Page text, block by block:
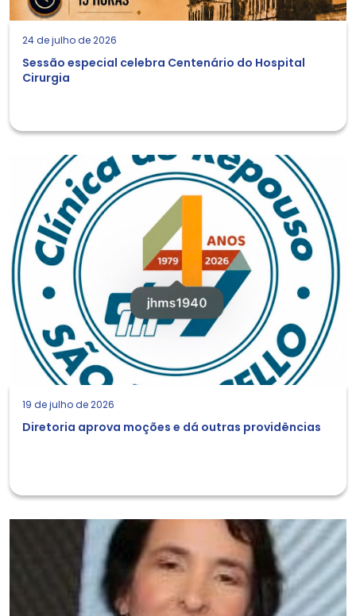
24 de julho de 2026
Sessão especial celebra Centenário do Hospital
Cirurgia
19 de julho de 2026
Diretoria aprova moções e dá outras providências